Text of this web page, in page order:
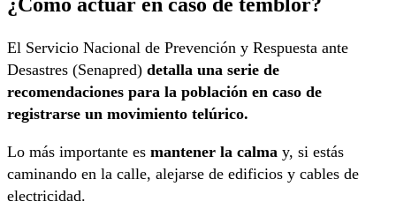
El Servicio Nacional de Prevención y Respuesta ante
Desastres (Senapred) detalla una serie de
recomendaciones para la población en caso de
registrarse un movimiento telúrico.
Lo más importante es mantener la calma y, si estás
caminando en la calle, alejarse de edificios y cables de
electricidad.